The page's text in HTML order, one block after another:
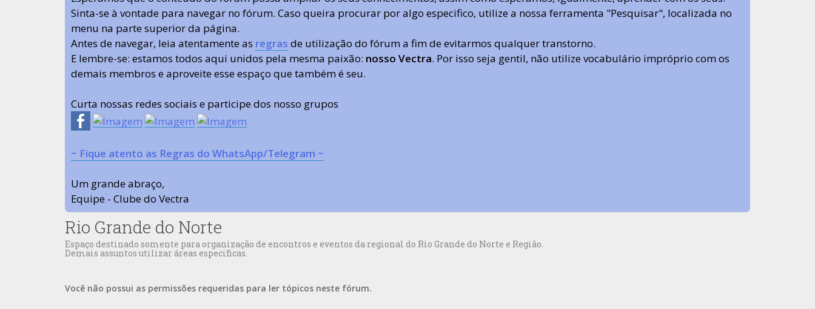
Sinta-se à vontade para navegar no fórum. Caso queira procurar por algo especifico, utilize a nossa ferramenta "Pesquisar", localizada no
menu na parte superior da página.
Antes de navegar, leia atentamente as regras de utilização do fórum a fim de evitarmos qualquer transtorno.
E lembre-se: estamos todos aqui unidos pela mesma paixão: nosso Vectra. Por isso seja gentil, não utilize vocabulário impróprio com os
demais membros e aproveite esse espaço que também é seu.
Curta nossas redes sociais e participe dos nosso grupos
~ Fique atento as Regras do WhatsApp/Telegram ~
Um grande abraço,
Equipe - Clube do Vectra
Rio Grande do Norte
Espaço destinado somente para organização de encontros e eventos da regional do Rio Grande do Norte e Região.
Demais assuntos utilizar áreas especificas.
Você não possui as permissões requeridas para ler tópicos neste fórum.